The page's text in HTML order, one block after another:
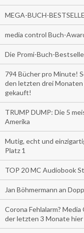
MEGA-BUCH-
media control Buch-
Die Promi-Buch-
794 Bücher pro Minute!
den letzten drei
gekauft!
TRUMP DUMP: Die 5
Amerika
Mutig, echt und
Platz 1
TOP 20 MC Audiobook
Jan Böhmermann an
Corona Fehlalarm?
der letzten 3 Monate hier